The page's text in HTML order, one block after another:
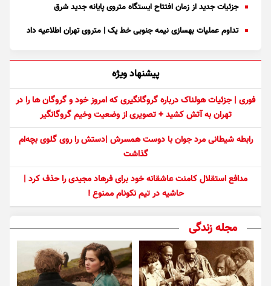
جزئیات جدید از زمان افتتاح ایستگاه متروی پایانه جدید شرق
تداوم عملیات بهسازی نیمه جنوبی خط یک | متروی تهران اطلاعیه داد
پیشنهاد ویژه
فوری | جزئیات هولناک درباره گروگانگیری که امروز خود و گروگان ها را در
تهران به آتش کشید + تصویری از وضعیت وخیم گروگانگیر
رابطه شیطانی مرد جوان با دوست همسرش |دستش را روی گلوی بچه‌ام
گذاشت
مدافع استقلال کامنت عاشقانه خود برای فرهاد مجیدی را حذف کرد |
حاشیه در تیم نکونام ممنوع !
مجله زندگی